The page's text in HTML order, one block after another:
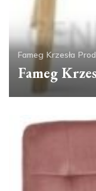
Fameg Krzesła
Fameg